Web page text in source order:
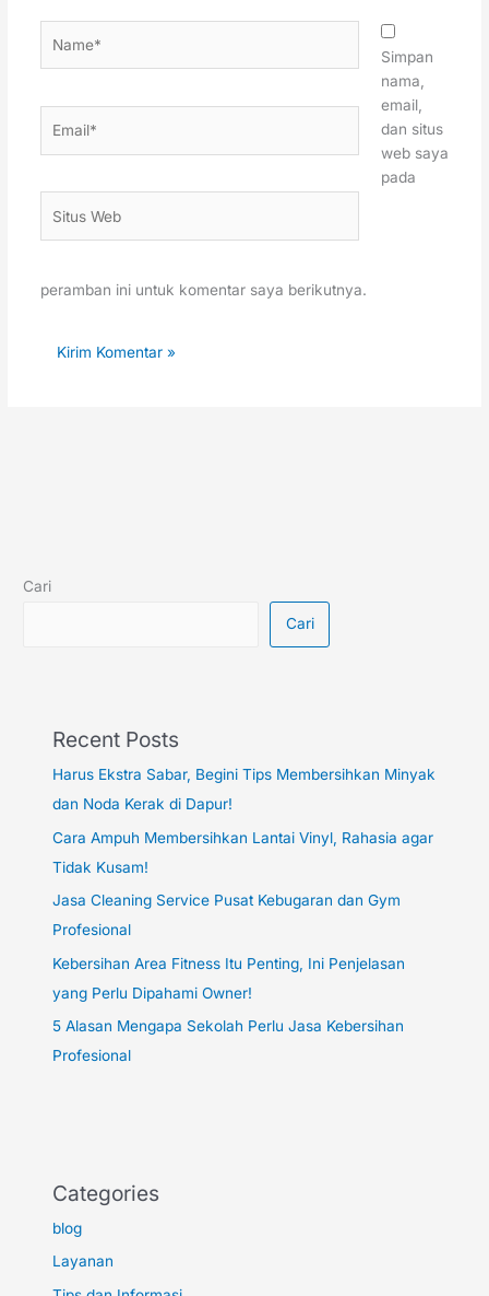
Web
Simpan
nama,
email,
dan situs
web saya
pada
peramban ini untuk komentar saya berikutnya.
Cari
Cari
Recent Posts
Harus Ekstra Sabar, Begini Tips Membersihkan Minyak
dan Noda Kerak di Dapur!
Cara Ampuh Membersihkan Lantai Vinyl, Rahasia agar
Tidak Kusam!
Jasa Cleaning Service Pusat Kebugaran dan Gym
Profesional
Kebersihan Area Fitness Itu Penting, Ini Penjelasan
yang Perlu Dipahami Owner!
5 Alasan Mengapa Sekolah Perlu Jasa Kebersihan
Profesional
Categories
blog
Layanan